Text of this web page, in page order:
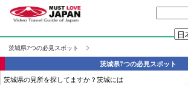
茨城県7つの必見スポット
茨城県7つの必見スポット
茨城県の見所を探してますか？茨城には